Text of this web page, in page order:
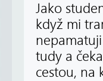
Jako
když mi
tudy a
cestou, na